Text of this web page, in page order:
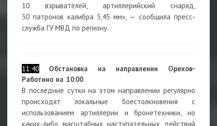
10 взрывателей, артиллерийский снаряд,
30 патронов калибра 5,45 мм», — сообщила пресс-
служба ГУ МВД по региону.
11:40
Обстановка на направлении Орехов-
Работино на 10:00
В последние сутки на этом направлении регулярно
происходят локальные боестолкновения с
использованием артиллерии и бронетехники, но
каких-либо масштабных наступательных действий